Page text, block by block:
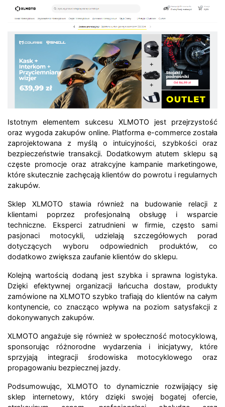
Istotnym elementem sukcesu XLMOTO jest przejrzystość
oraz wygoda zakupów online. Platforma e-commerce została
zaprojektowana z myślą o intuicyjności, szybkości oraz
bezpieczeństwie transakcji. Dodatkowym atutem sklepu są
częste promocje oraz atrakcyjne kampanie marketingowe,
które skutecznie zachęcają klientów do powrotu i regularnych
zakupów.
Sklep XLMOTO stawia również na budowanie relacji z
klientami poprzez profesjonalną obsługę i wsparcie
techniczne. Eksperci zatrudnieni w firmie, często sami
pasjonaci motocykli, udzielają szczegółowych porad
dotyczących wyboru odpowiednich produktów, co
dodatkowo zwiększa zaufanie klientów do sklepu.
Kolejną wartością dodaną jest szybka i sprawna logistyka.
Dzięki efektywnej organizacji łańcucha dostaw, produkty
zamówione na XLMOTO szybko trafiają do klientów na całym
kontynencie, co znacząco wpływa na poziom satysfakcji z
dokonywanych zakupów.
XLMOTO angażuje się również w społeczność motocyklową,
sponsorując różnorodne wydarzenia i inicjatywy, które
sprzyjają integracji środowiska motocyklowego oraz
propagowaniu bezpiecznej jazdy.
Podsumowując, XLMOTO to dynamicznie rozwijający się
sklep internetowy, który dzięki swojej bogatej ofercie,